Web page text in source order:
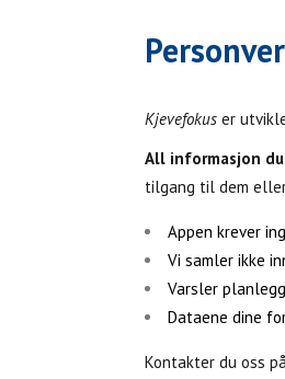
Kjevefokus er
All informasjon
tilgang til dem
Appen krever
Vi samler ikke
Varsler
Dataene dine
Kontakter du oss